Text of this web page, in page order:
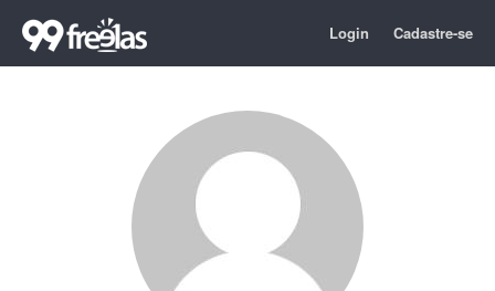
Login Cadastre-se